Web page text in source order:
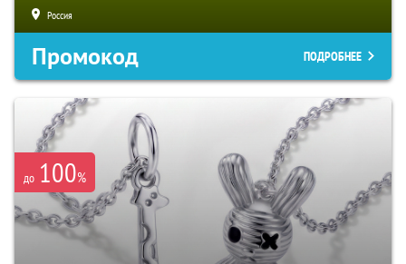
Россия
Промокод ПОДРОБНЕЕ
до 100%